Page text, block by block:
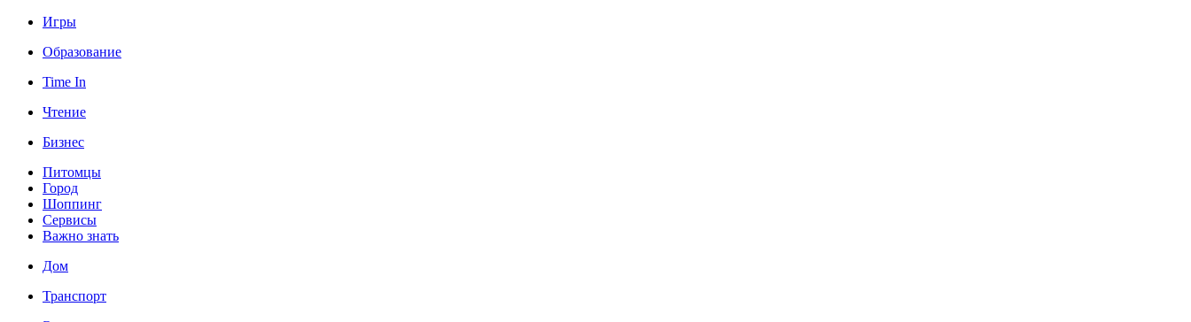
Игры
Образование
Time In
Чтение
Бизнес
Питомцы
Город
Шоппинг
Сервисы
Важно знать
Дом
Транспорт